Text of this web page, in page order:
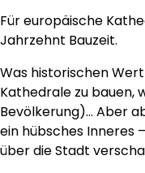
Für europäische
Jahrzehnt Bauzeit.
Was historischen
Kathedrale zu bauen,
Bevölkerung)… Aber
ein hübsches Inneres
über die Stadt